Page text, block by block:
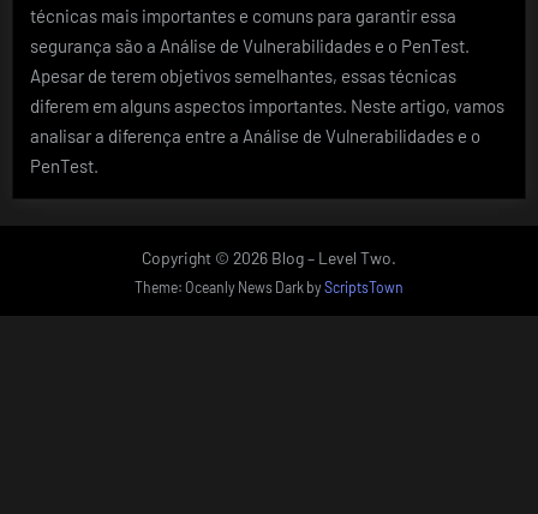
técnicas mais importantes e comuns para garantir essa
segurança são a Análise de Vulnerabilidades e o PenTest.
Apesar de terem objetivos semelhantes, essas técnicas
diferem em alguns aspectos importantes. Neste artigo, vamos
analisar a diferença entre a Análise de Vulnerabilidades e o
PenTest.
Copyright © 2026 Blog – Level Two.
Theme: Oceanly News Dark byScriptsTown